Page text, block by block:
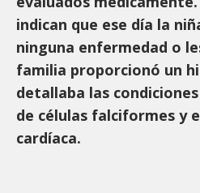
indican que ese día la
ninguna enfermedad o
familia proporcionó un
detallaba las
de células falciformes y
cardíaca.